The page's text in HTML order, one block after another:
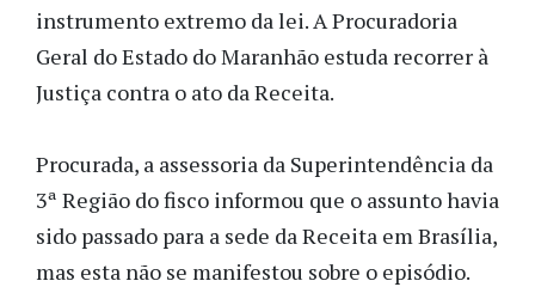
instrumento extremo da lei. A Procuradoria
Geral do Estado do Maranhão estuda recorrer à
Justiça contra o ato da Receita.
Procurada, a assessoria da Superintendência da
3ª Região do fisco informou que o assunto havia
sido passado para a sede da Receita em Brasília,
mas esta não se manifestou sobre o episódio.